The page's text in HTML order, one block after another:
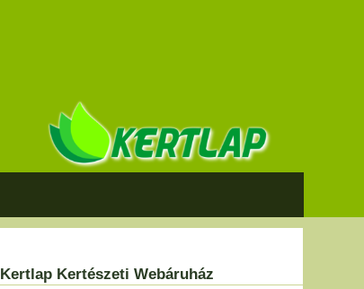
Kertlap Kertészeti Webáruház